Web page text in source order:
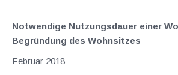
Notwendige Nutzungsdauer einer
Begründung des Wohnsitzes
Februar 2018